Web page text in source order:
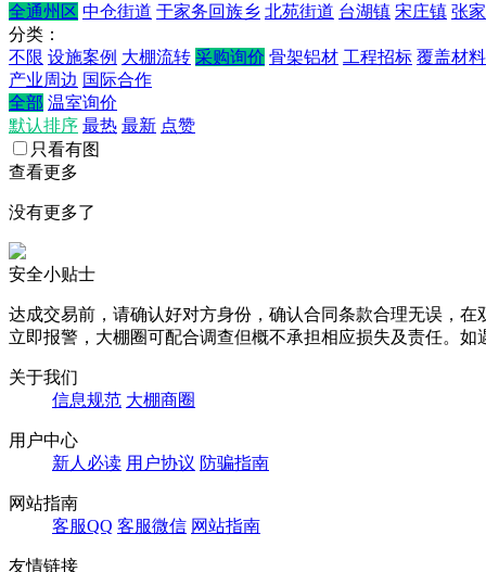
全通州区 中仓街道 于家务回族乡 北苑街道 台湖镇 宋庄镇 张
分类：
不限 设施案例 大棚流转 采购询价 骨架铝材 工程招标 覆盖材料
产业周边 国际合作
全部 温室询价
默认排序 最热 最新 点赞
只看有图
查看更多
没有更多了
安全小贴士
达成交易前，请确认好对方身份，确认合同条款合理无误，
立即报警，大棚圈可配合调查但概不承担相应损失及责任。如
关于我们
信息规范 大棚商圈
用户中心
新人必读 用户协议 防骗指南
网站指南
客服QQ 客服微信 网站指南
友情链接